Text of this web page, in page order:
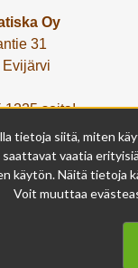
Oy
31
1225 soita!
App viesti!
2404114-9
tietoja siitä, miten
vaatia
käytön. Näitä tietoja
Voit muuttaa